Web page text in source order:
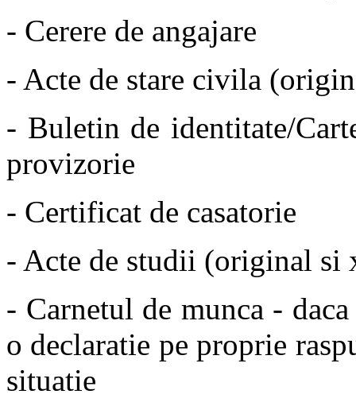
- Cerere de angajare
- Acte de stare civila
- Buletin de identitate/
provizorie
- Certificat de casatorie
- Acte de studii (original si
- Carnetul de munca -
o declaratie pe proprie
situatie